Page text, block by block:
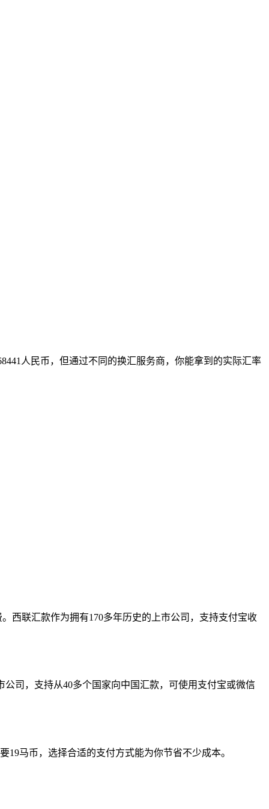
人民币，但通过不同的换汇服务商，你能拿到的实际汇率
西联汇款作为拥有170多年历史的上市公司，支持支付宝收
公司，支持从40多个国家向中国汇款，可使用支付宝或微信
马币，选择合适的支付方式能为你节省不少成本。